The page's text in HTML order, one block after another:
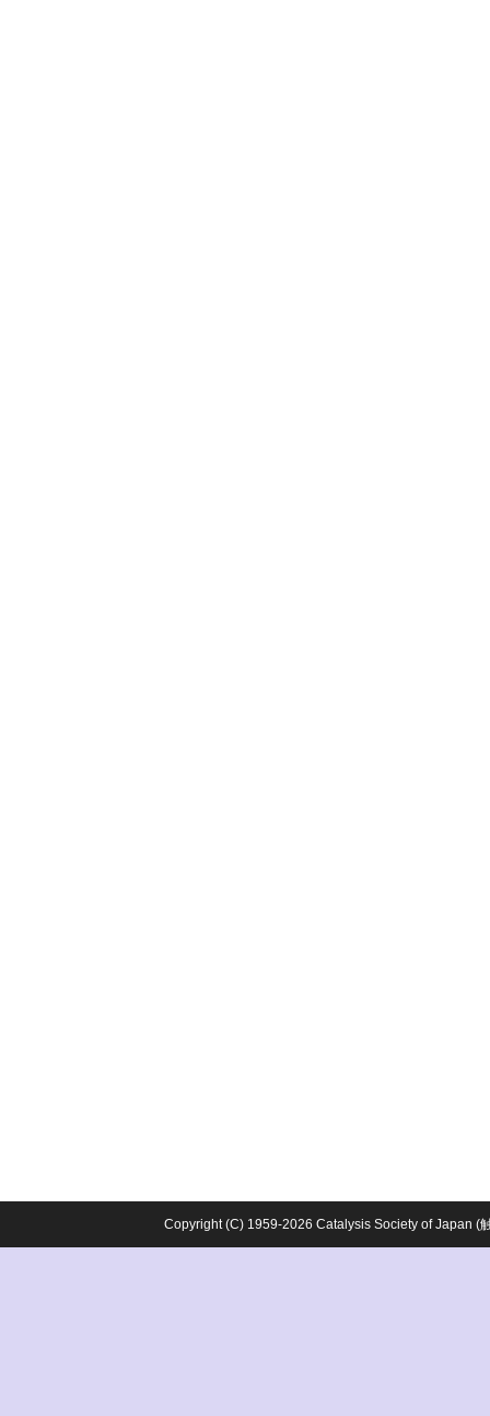
Copyright (C) 1959-2026 Catalysis Society of Japan (